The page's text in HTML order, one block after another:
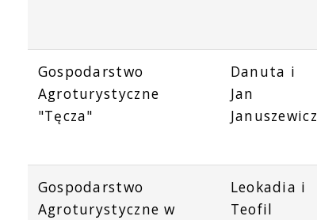
Gospodarstwo
Agroturystyczne
"Tęcza"
Danuta i
Jan
Januszewicz
Gospodarstwo
Agroturystyczne w
Leokadia i
Teofil